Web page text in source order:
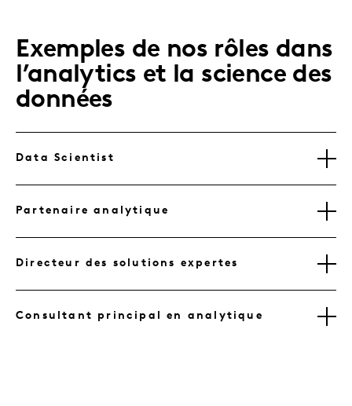
Exemples de nos rôles dans
l’analytics et la science des
données
Data Scientist
Partenaire analytique
Directeur des solutions expertes
Consultant principal en analytique